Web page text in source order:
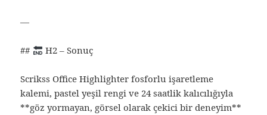
—
## H2 – Sonuç
Scrikss Office Highlighter fosforlu işaretleme
kalemi, pastel yeşil rengi ve 24 saatlik kalıcılığıyla
**göz yormayan, görsel olarak çekici bir deneyim**